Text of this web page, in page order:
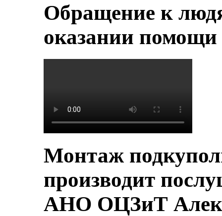
Обращение к
оказании помощи
Монтаж
производит
АНО ОЦЗиТ